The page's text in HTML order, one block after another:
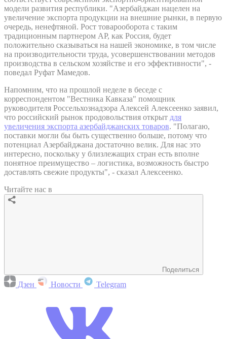
модели развития республики. "Азербайджан нацелен на
увеличение экспорта продукции на внешние рынки, в первую
очередь, ненефтяной. Рост товарооборота с таким
традиционным партнером АР, как Россия, будет
положительно сказываться на нашей экономике, в том числе
на производительности труда, усовершенствовании методов
производства в сельском хозяйстве и его эффективности", -
поведал Руфат Мамедов.
Напомним, что на прошлой неделе в беседе с
корреспондентом "Вестника Кавказа" помощник
руководителя Россельхознадзора Алексей Алексеенко заявил,
что российский рынок продовольствия открыт для
увеличения экспорта азербайджанских товаров. "Полагаю,
поставки могли бы быть существенно больше, потому что
потенциал Азербайджана достаточно велик. Для нас это
интересно, поскольку у близлежащих стран есть вполне
понятное преимущество – логистика, возможность быстро
доставлять свежие продукты", - сказал Алексеенко.
Читайте нас в
Поделиться
Дзен Новости Telegram